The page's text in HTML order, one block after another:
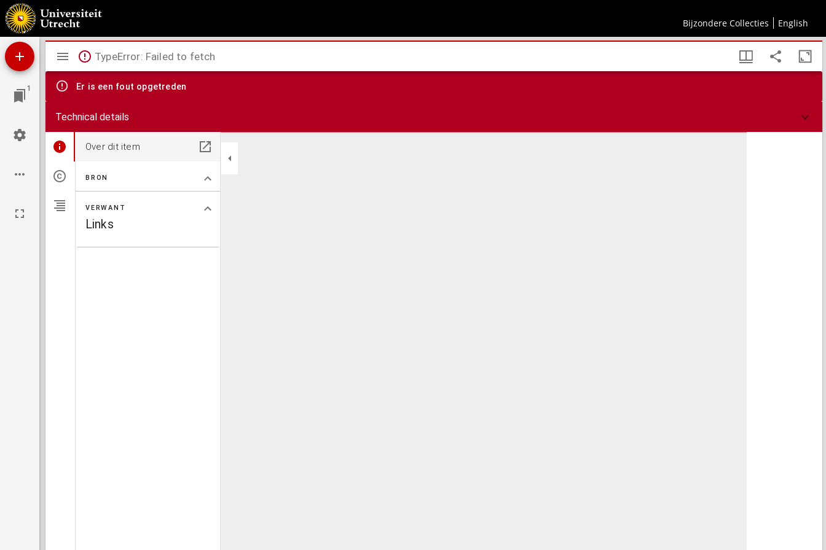
Bijzondere Collecties English
Familiebrieven van Aern. van Buchell, zijn bloedverwanten enz,
1
Mirador
viewer
TypeError: Failed to fetch
Er is een fout opgetreden
Technical details
Over dit item
BRON
VERWANT
Links